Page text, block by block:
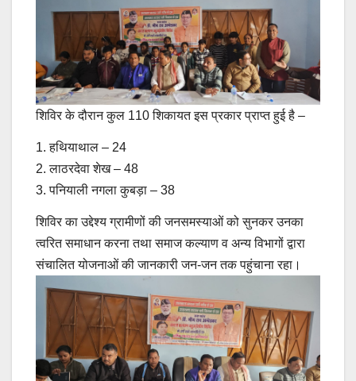
शिविर के दौरान कुल 110 शिकायत इस प्रकार प्राप्त हुई है –
1. हथियाथाल – 24
2. लाठरदेवा शेख – 48
3. पनियाली नगला कुबड़ा – 38
शिविर का उद्देश्य ग्रामीणों की जनसमस्याओं को सुनकर उनका
त्वरित समाधान करना तथा समाज कल्याण व अन्य विभागों द्वारा
संचालित योजनाओं की जानकारी जन-जन तक पहुंचाना रहा।